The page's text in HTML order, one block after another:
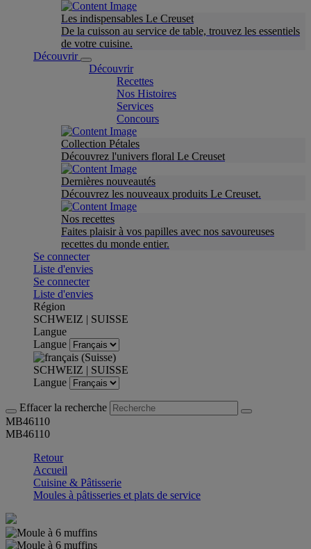
Les indispensables Le Creuset
De la cuisson au service de table, trouvez les essentiels
de votre cuisine.
Découvrir
Découvrir
Recettes
Nos Histoires
Services
Concours
Collection Pétales
Découvrez l'univers floral Le Creuset
Dernières nouveautés
Découvrez les nouveaux produits Le Creuset.
Nos recettes
Faites plaisir à vos papilles avec nos savoureuses
recettes du monde entier.
Se connecter
Liste d'envies
Se connecter
Liste d'envies
Région
SCHWEIZ | SUISSE
Langue
Langue
SCHWEIZ | SUISSE
Langue
Effacer la recherche
MB46110
MB46110
Retour
Accueil
Cuisine & Pâtisserie
Moules à pâtisseries et plats de service